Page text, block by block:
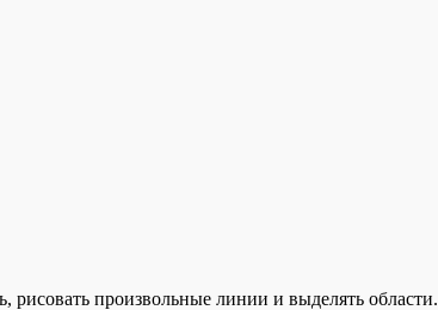
рисовать произвольные линии и выделять области.